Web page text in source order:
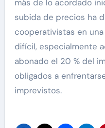
más de lo acordado
subida de precios ha
cooperativistas en
difícil, especialmente
abonado el 20 % del
obligados a
imprevistos.